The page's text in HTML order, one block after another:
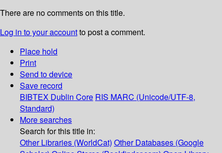
There are no comments on this title.
Log in to your accountto post a comment.
Place hold
Print
Send to device
Save record
BIBTEX Dublin Core RIS MARC (Unicode/UTF-8,
Standard)
More searches
Search for this title in:
Other Libraries (WorldCat) Other Databases (Google